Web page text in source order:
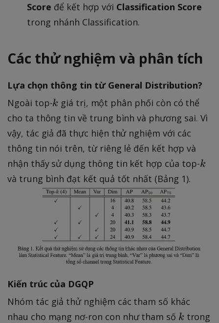
Score để kết hợp với Classification Score
trong nhánh Classification.
Các thử nghiệm và phân tích
Lựa chọn thông tin từ General Distribution?
Ngoài top-k
k giá trị, một phân phối còn có thể
cho ta thông tin về trung bình và phương sai. Vì
vậy, tác giả đã thực hiện thử nghiệm với các
thông tin nói trên, từ riêng lẻ đến kết hợp và
nhận thấy sử dụng thông tin kết hợp của top-k
k
và trung bình đạt kết quả tốt nhất (Bảng 1).
Kiến trúc của DGQP
Nhóm tác giả thử nghiệm các tham số khác
nhau cho mạng nơ-ron con như tham số k
k trong